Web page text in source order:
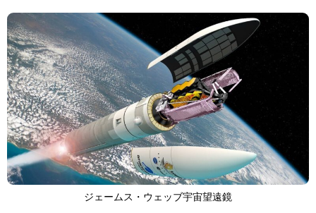
ジェームス・ウェッブ宇宙望遠鏡